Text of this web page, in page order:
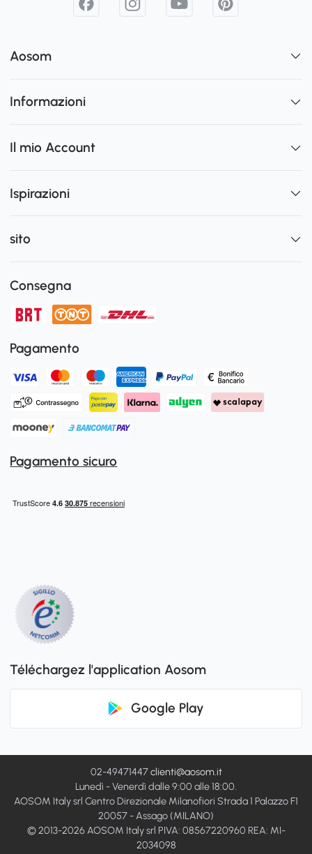
Aosom
Informazioni
Il mio Account
Ispirazioni
sito
Consegna
Pagamento
Pagamento sicuro
Téléchargez l'application Aosom
Google Play
02-49471447clienti@aosom.it
Lunedì - Venerdì dalle 9:00 alle 18:00.
AOSOM Italy srl Centro Direzionale Milanofiori Strada 1 Palazzo F1
20057 - Assago (MILANO)
© 2013-2026 AOSOM Italy srl PIVA: 08567220960 REA: MI-
2034098